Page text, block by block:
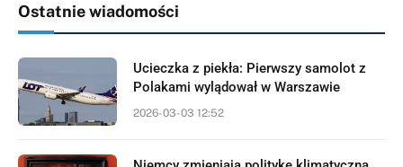
Ostatnie wiadomości
Ucieczka z piekła: Pierwszy samolot z
Polakami wylądował w Warszawie
2026-03-03 12:52